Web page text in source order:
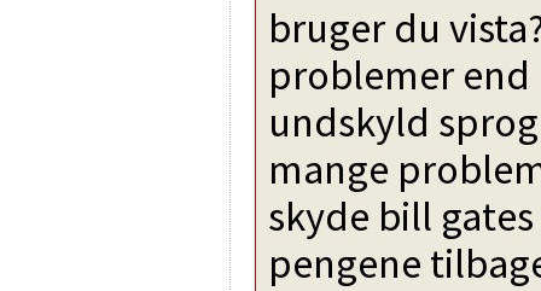
bruger du
problemer
undskyld
mange
skyde bill
pengene